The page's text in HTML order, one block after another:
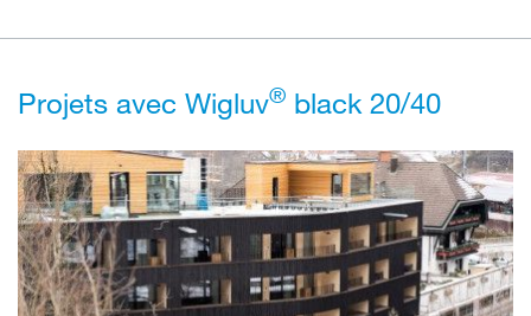
Projets avec Wigluv® black 20/40